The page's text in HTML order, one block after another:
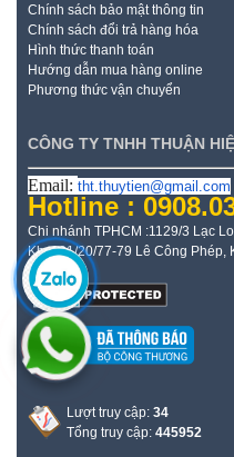
Chính sách bảo mật thông tin
Chính sách đổi trả hàng hóa
Hình thức thanh toán
Hướng dẫn mua hàng online
Phương thức vận chuyển
CÔNG TY TNHH THUẬN
Email: tht.thuytien@gmail.com
Hotline :
Chi nhánh TPHCM :1129/3 Lạc
Kho: 21/20/77-79 Lê Công Phép,
Lượt truy cập: 34
Tổng truy cập: 445952